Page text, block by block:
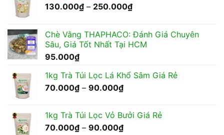
130.000₫ – 250.000₫Khoảng
130.000₫
đến
Chè Vằng THAPHACO: Đánh Giá Chuyên
Sâu, Giá Tốt Nhất Tại HCM
95.000₫
1kg Trà Túi Lọc Lá Khổ Sâm Giá Rẻ
70.000₫ – 90.000₫Khoảng
70.000₫
đến
1kg Trà Túi Lọc Vỏ Bưởi Giá Rẻ
70.000₫ – 90.000₫Khoảng